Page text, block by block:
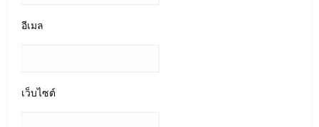
อีเมล
เว็บไซต์